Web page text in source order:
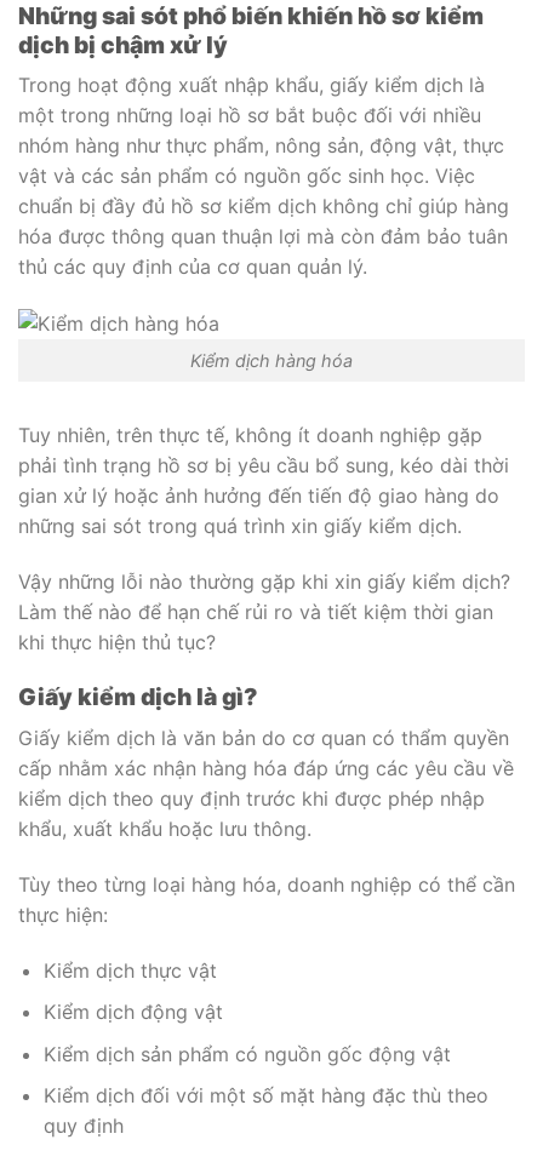
Những sai sót phổ biến khiến hồ sơ kiểm
dịch bị chậm xử lý
Trong hoạt động xuất nhập khẩu, giấy kiểm dịch là
một trong những loại hồ sơ bắt buộc đối với nhiều
nhóm hàng như thực phẩm, nông sản, động vật, thực
vật và các sản phẩm có nguồn gốc sinh học. Việc
chuẩn bị đầy đủ hồ sơ kiểm dịch không chỉ giúp hàng
hóa được thông quan thuận lợi mà còn đảm bảo tuân
thủ các quy định của cơ quan quản lý.
Kiểm dịch hàng hóa
Tuy nhiên, trên thực tế, không ít doanh nghiệp gặp
phải tình trạng hồ sơ bị yêu cầu bổ sung, kéo dài thời
gian xử lý hoặc ảnh hưởng đến tiến độ giao hàng do
những sai sót trong quá trình xin giấy kiểm dịch.
Vậy những lỗi nào thường gặp khi xin giấy kiểm dịch?
Làm thế nào để hạn chế rủi ro và tiết kiệm thời gian
khi thực hiện thủ tục?
Giấy kiểm dịch là gì?
Giấy kiểm dịch là văn bản do cơ quan có thẩm quyền
cấp nhằm xác nhận hàng hóa đáp ứng các yêu cầu về
kiểm dịch theo quy định trước khi được phép nhập
khẩu, xuất khẩu hoặc lưu thông.
Tùy theo từng loại hàng hóa, doanh nghiệp có thể cần
thực hiện:
Kiểm dịch thực vật
Kiểm dịch động vật
Kiểm dịch sản phẩm có nguồn gốc động vật
Kiểm dịch đối với một số mặt hàng đặc thù theo
quy định